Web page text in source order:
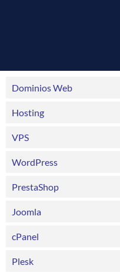
Dominios Web
Hosting
VPS
WordPress
PrestaShop
Joomla
cPanel
Plesk